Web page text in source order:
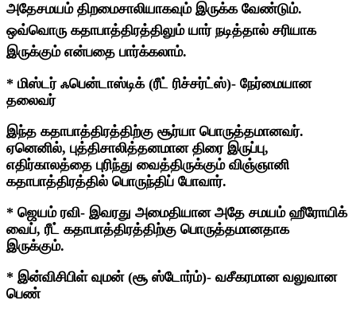
அதேசமயம் திறமைசாலியாகவும் இருக்க வேண்டும்.
ஒவ்வொரு கதாபாத்திரத்திலும் யார் நடித்தால் சரியாக
இருக்கும் என்பதை பார்க்கலாம்.
* மிஸ்டர் ஃபென்டாஸ்டிக் (ரீட் ரிச்சர்ட்ஸ்)- நேர்மையான
தலைவர்
இந்த கதாபாத்திரத்திற்கு சூர்யா பொருத்தமானவர்.
ஏனெனில், புத்திசாலித்தனமான திரை இருப்பு,
எதிர்காலத்தை புரிந்து வைத்திருக்கும் விஞ்ஞானி
கதாபாத்திரத்தில் பொருந்திப் போவார்.
* ஜெயம் ரவி- இவரது அமைதியான அதே சமயம் ஹீரோயிக்
வைப், ரீட் கதாபாத்திரத்திற்கு பொருத்தமானதாக
இருக்கும்.
* இன்விசிபிள் வுமன் (சூ ஸ்டோர்ம்)- வசீகரமான வலுவான
பெண்